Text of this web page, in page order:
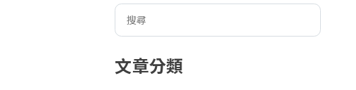
文章分類